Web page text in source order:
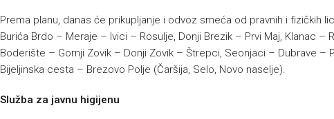
Prema planu, danas će prikupljanje i odvoz smeća od pravnih i fizičkih
Burića Brdo – Meraje – Ivici – Rosulje, Donji Brezik – Prvi Maj, Klanac
Boderište – Gornji Zovik – Donji Zovik – Štrepci, Seonjaci – Dubrave
Bijeljinska cesta – Brezovo Polje (Čaršija, Selo, Novo naselje).
Služba za javnu higijenu